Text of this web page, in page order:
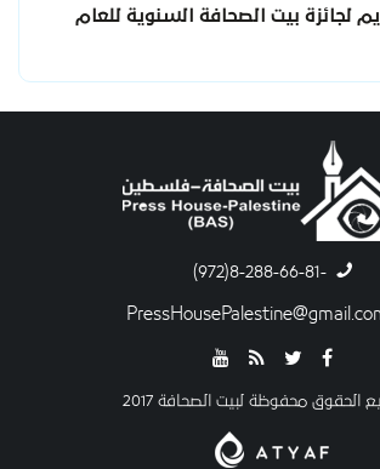
لجائزة بيت الصحافة السنوية للعام
-8-288-66-81(972)
الحقوق محفوظة لبيت الصحافة 2017